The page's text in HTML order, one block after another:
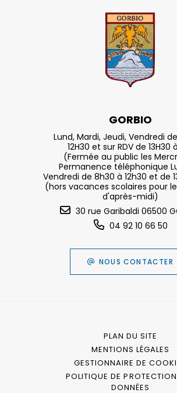
GORBIO
Lund, Mardi, Jeudi, Vendredi
12H30 et sur RDV de 13H30
(Fermée au public les
Permanence téléphonique
Vendredi de 8h30 à 12h30 et de
(hors vacances scolaires pour
d'après-midi)
30 rue Garibaldi 06500
04 92 10 66 50
NOUS CONTACTER
PLAN DU SITE
MENTIONS LÉGALES
GESTIONNAIRE DE
POLITIQUE DE
DONNÉES